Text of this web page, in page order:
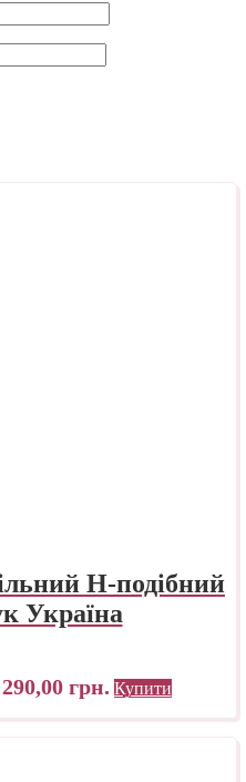
Н-подібний
Україна
290,00 грн. Купити